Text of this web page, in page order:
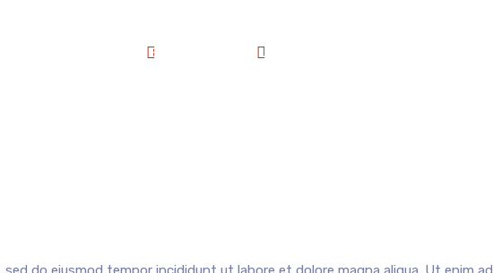
Starzconnect January 12, 2026